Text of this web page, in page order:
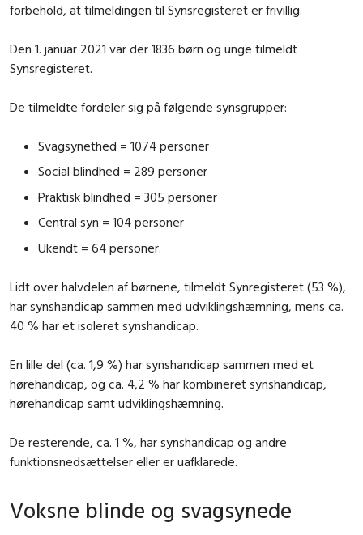
forbehold, at tilmeldingen til Synsregisteret er frivillig.
Den 1. januar 2021 var der 1836 børn og unge tilmeldt
Synsregisteret.
De tilmeldte fordeler sig på følgende synsgrupper:
Svagsynethed = 1074 personer
Social blindhed = 289 personer
Praktisk blindhed = 305 personer
Central syn = 104 personer
Ukendt = 64 personer.
Lidt over halvdelen af børnene, tilmeldt Synregisteret (53 %),
har synshandicap sammen med udviklingshæmning, mens ca.
40 % har et isoleret synshandicap.
En lille del (ca. 1,9 %) har synshandicap sammen med et
hørehandicap, og ca. 4,2 % har kombineret synshandicap,
hørehandicap samt udviklingshæmning.
De resterende, ca. 1 %, har synshandicap og andre
funktionsnedsættelser eller er uafklarede.
Voksne blinde og svagsynede